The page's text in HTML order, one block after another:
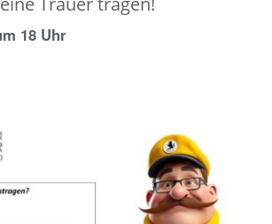
18 Uhr